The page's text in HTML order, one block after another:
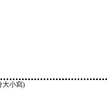
大小寫)